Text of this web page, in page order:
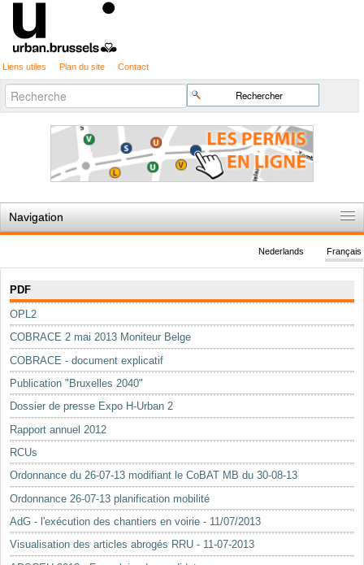
Liens utiles Plan du site Contact
Chercher par
Recherche
avancée…
Navigation
Règles du jeu
Permis d'urbanisme
Cartographie
Etudes et publications
Mots-clés
Renseignements urbanistiques
Français
Nederlands
PDF
OPL2
COBRACE 2 mai 2013 Moniteur Belge
COBRACE - document explicatif
Publication "Bruxelles 2040"
Dossier de presse Expo H-Urban 2
Rapport annuel 2012
RCUs
Ordonnance du 26-07-13 modifiant le CoBAT MB du 30-08-13
Ordonnance 26-07-13 planification mobilité
AdG - l'exécution des chantiers en voirie - 11/07/2013
Visualisation des articles abrogés RRU - 11-07-2013